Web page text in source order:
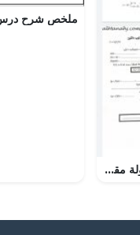
شرح دروس وأمثلة محلولة مقرر ريض 363